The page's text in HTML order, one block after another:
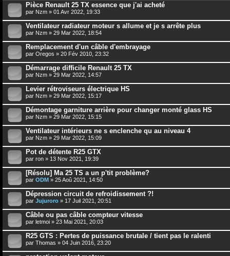
Pièce Renault 25 TX essence que j'ai acheté
par Nzm » 01 Avr 2022, 19:33
Ventilateur radiateur moteur s allume et je s arrête plus
par Nzm » 29 Mar 2022, 18:54
Remplacement d'un câble d'embrayage
par Oregos » 20 Fév 2010, 23:32
Démarrage difficile Renault 25 TX
par Nzm » 29 Mar 2022, 14:57
Levier rétroviseurs électrique HS
par Nzm » 29 Mar 2022, 15:17
Démontage garniture arrière pour changer monté glass HS
par Nzm » 29 Mar 2022, 15:15
Ventilateur intérieurs ne s enclenche qu au niveau 4
par Nzm » 29 Mar 2022, 15:09
Pot de détente R25 GTX
par ron » 13 Nov 2021, 19:39
[Résolu] Ma 25 TS a un p'tit problème?
par ODM » 25 Aoû 2021, 14:50
Dépression circuit de refroidissement ?!
par Jujuroro » 17 Juil 2021, 20:51
Câble ou pas câble compteur vitesse
par letmoi » 23 Mai 2021, 20:03
R25 GTS : Pertes de puissance brutale / tient pas le ralenti
par Thomas » 04 Juin 2016, 23:20